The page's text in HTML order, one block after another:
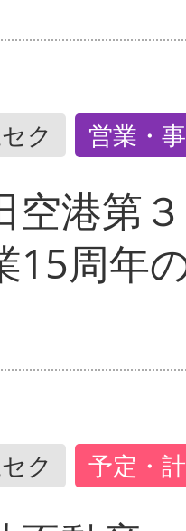
ク 営業・
港第
周年
ク 予定・